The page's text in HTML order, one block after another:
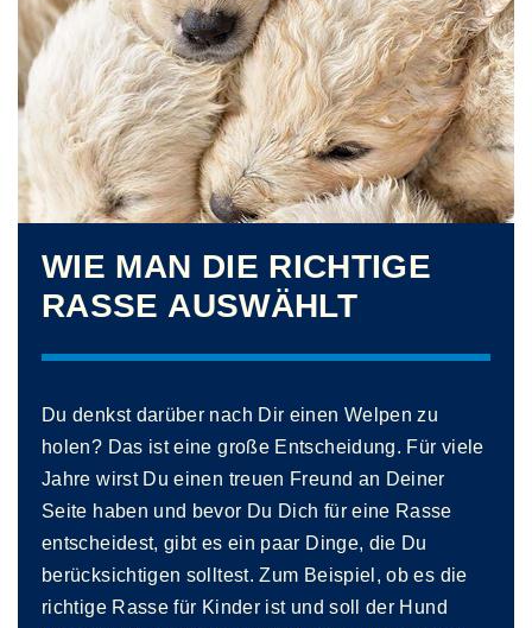
WIE MAN DIE RICHTIGE
RASSE AUSWÄHLT
Du denkst darüber nach Dir einen Welpen zu
holen? Das ist eine große Entscheidung. Für viele
Jahre wirst Du einen treuen Freund an Deiner
Seite haben und bevor Du Dich für eine Rasse
entscheidest, gibt es ein paar Dinge, die Du
berücksichtigen solltest. Zum Beispiel, ob es die
richtige Rasse für Kinder ist und soll der Hund